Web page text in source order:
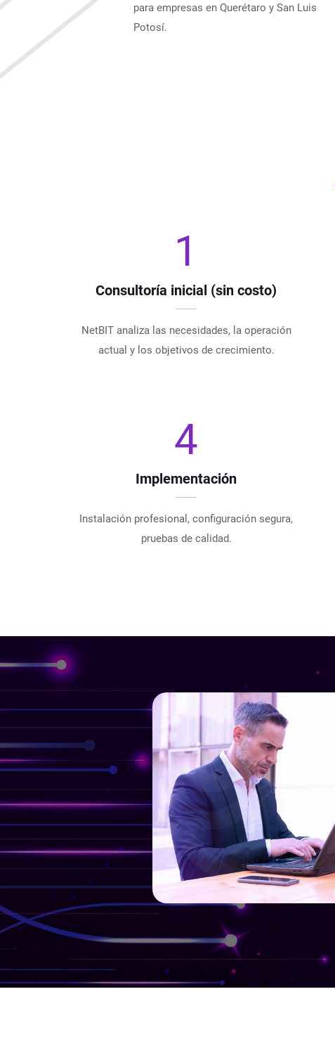
para empresas en Querétaro y San Luis
Potosí.
1
Consultoría inicial (sin costo)
NetBIT analiza las necesidades, la operación
actual y los objetivos de crecimiento.
4
Implementación
Instalación profesional, configuración segura,
pruebas de calidad.